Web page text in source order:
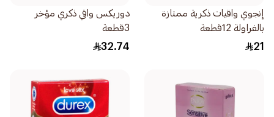
إنجوي واقيات ذكرية ممتازة
بالفراولة 12قطعة
21
دوريكس واقي ذكري مؤخر
3قطعة
32.74